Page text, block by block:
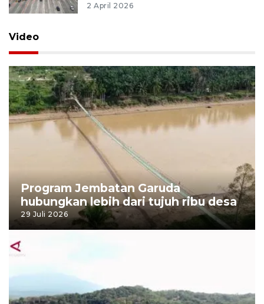
2 April 2026
Video
Program Jembatan Garuda
hubungkan lebih dari tujuh ribu desa
29 Juli 2026